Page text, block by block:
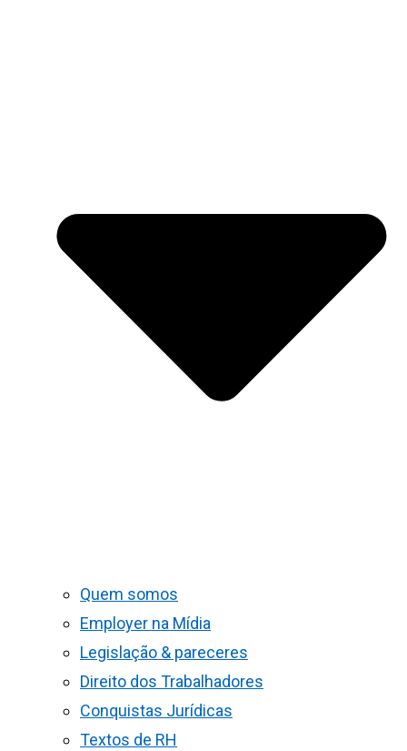
Quem somos
Employer na Mídia
Legislação & pareceres
Direito dos Trabalhadores
Conquistas Jurídicas
Textos de RH